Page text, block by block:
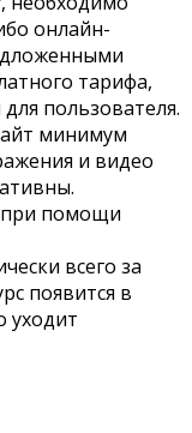
онлайн-
тарифа,
пользователя.
минимум
и видео
при помощи
всего за
появится в
уходит